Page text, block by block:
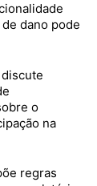
dano pode
o
na
regras